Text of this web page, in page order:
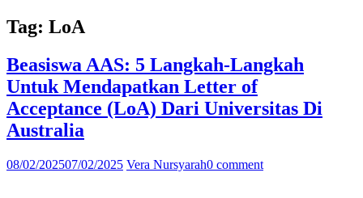
Tag: LoA
Beasiswa AAS: 5 Langkah-Langkah
Untuk Mendapatkan Letter of
Acceptance (LoA) Dari Universitas Di
Australia
08/02/202507/02/2025 Vera Nursyarah0 comment